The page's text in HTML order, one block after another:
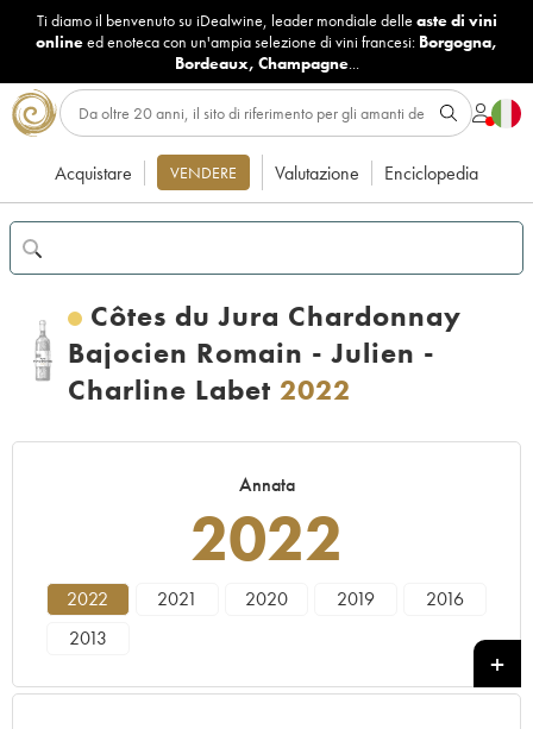
Ti diamo il benvenuto su iDealwine, leader mondiale delle aste di vini
onlineed enoteca con un'ampia selezione di vini francesi: Borgogna,
Bordeaux, Champagne...
Acquistare VENDERE Valutazione Enciclopedia
Côtes du Jura Chardonnay
Bajocien Romain - Julien -
Charline Labet 2022
Annata
2022
2022 2021 2020 2019
2016
2013